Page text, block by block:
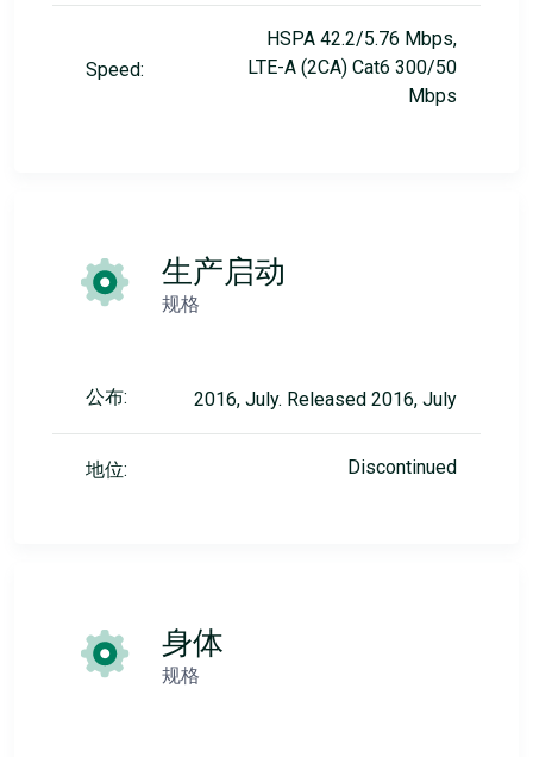
Speed:
HSPA 42.2/5.76 Mbps,
LTE-A (2CA) Cat6 300/50
Mbps
生产启动
规格
公布: 2016, July. Released 2016, July
地位: Discontinued
身体
规格